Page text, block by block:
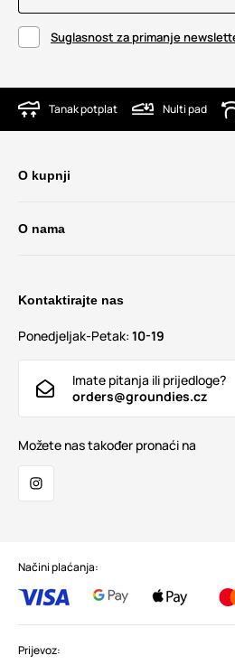
Suglasnost za primanje
Tanak potplat Nulti pad
O kupnji
O nama
Kontaktirajte nas
Ponedjeljak-Petak: 10-19
Imate pitanja ili prijedloge?
orders@groundies.cz
Možete nas također pronaći na
Načini plaćanja:
Prijevoz: